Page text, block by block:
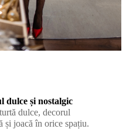
dulce și nostalgic
dulce, decorul
și joacă în orice spațiu.